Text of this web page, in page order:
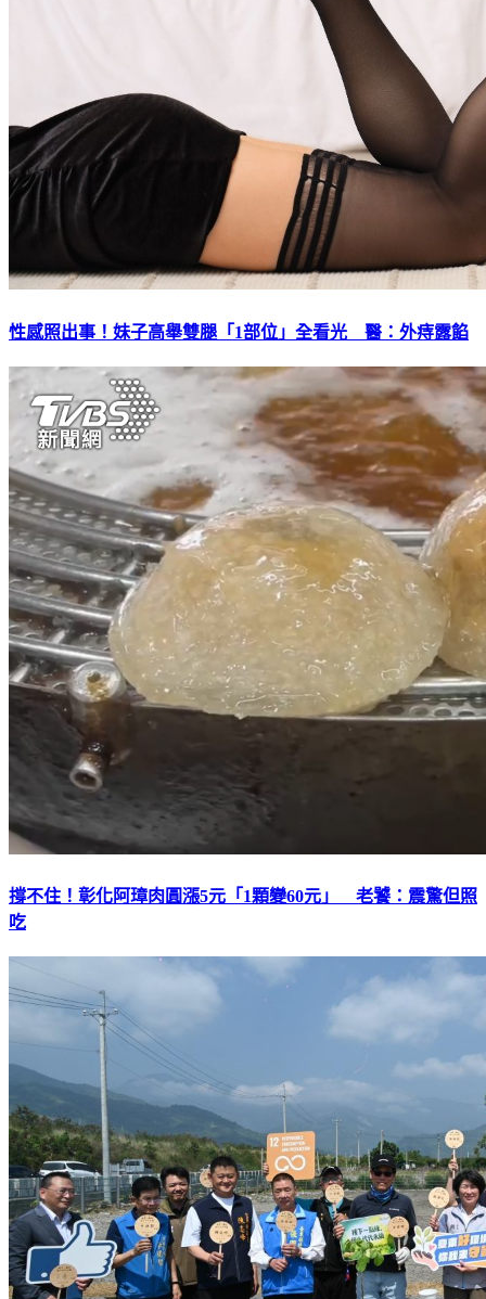
性感照出事！妹子高舉雙腿「1部位」全看光 醫：外痔露餡
撐不住！彰化阿璋肉圓漲5元「1顆變60元」 老饕：震驚但照
吃